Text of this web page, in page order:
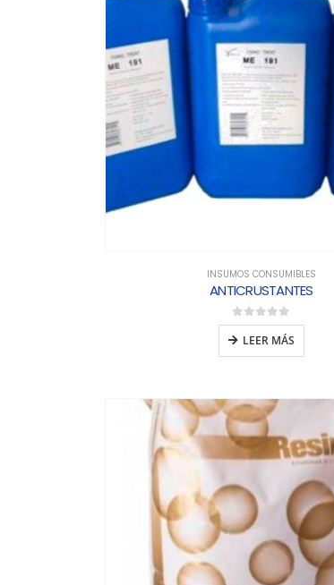
INSUMOS CONSUMIBLES
ANTICRUSTANTES
0out of 5
LEER MÁS